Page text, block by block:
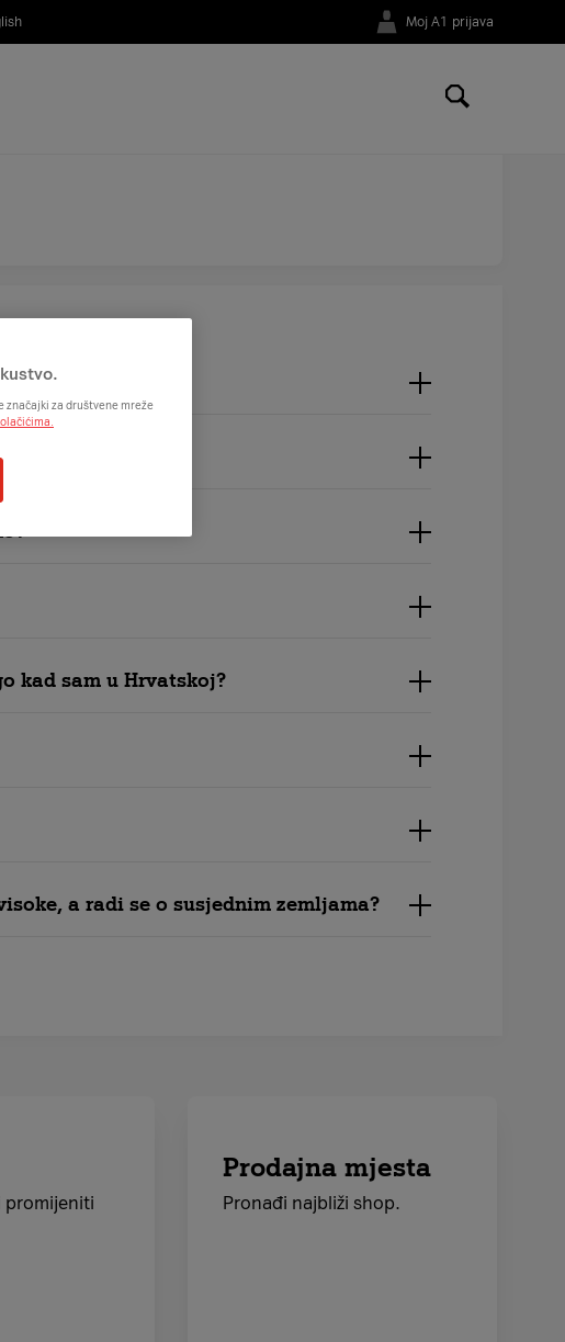
Moj A1 prijava
kad sam u Hrvatskoj?
a radi se o susjednim zemljama?
promijeniti
Prodajna mjesta
Pronađi najbliži shop.
značajki za društvene mreže